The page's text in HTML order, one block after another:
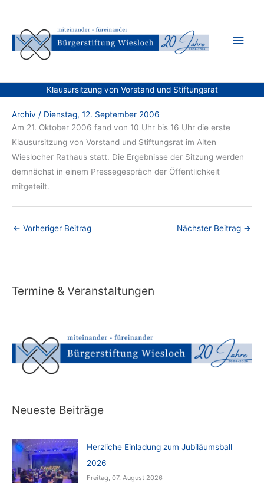
springen
Klausursitzung von Vorstand und Stiftungsrat
Archiv / Dienstag, 12. September 2006
Am 21. Oktober 2006 fand von 10 Uhr bis 16 Uhr die erste
Klausursitzung von Vorstand und Stiftungsrat im Alten
Wieslocher Rathaus statt. Die Ergebnisse der Sitzung werden
demnächst in einem Pressegespräch der Öffentlichkeit
mitgeteilt.
← Vorheriger Beitrag Nächster Beitrag →
Termine & Veranstaltungen
Neueste Beiträge
Herzliche Einladung zum Jubiläumsball
2026
Freitag, 07. August 2026